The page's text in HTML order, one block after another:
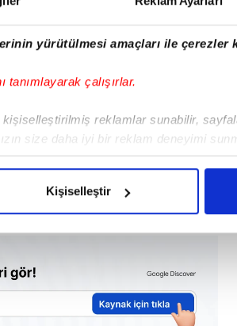
yürütülmesi amaçları ile çerezler
tanımlayarak çalışırlar.
reklamlar sunabilir,
size daha iyi bir reklam deneyimi
gösterdiğimizi ve bu noktada,
takdirde, kullanıcılara hedefli
olup gerekli olan çerezler bilgi
daha işlevsel kılınması ve
sınırlı olarak açık rızanız
Kişiselleştir
iki sezon sonra Şampiyonlar
var... Önümüzdeki
10. sırada bitirebilirse
Şampiyonlar L